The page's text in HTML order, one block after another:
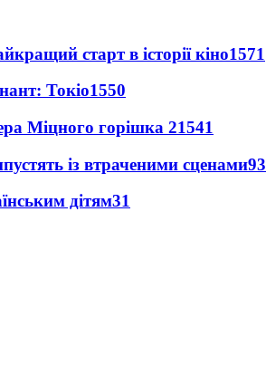
старт в історії кіно1571
Токіо1550
Міцного горішка 21541
із втраченими сценами93
дітям31